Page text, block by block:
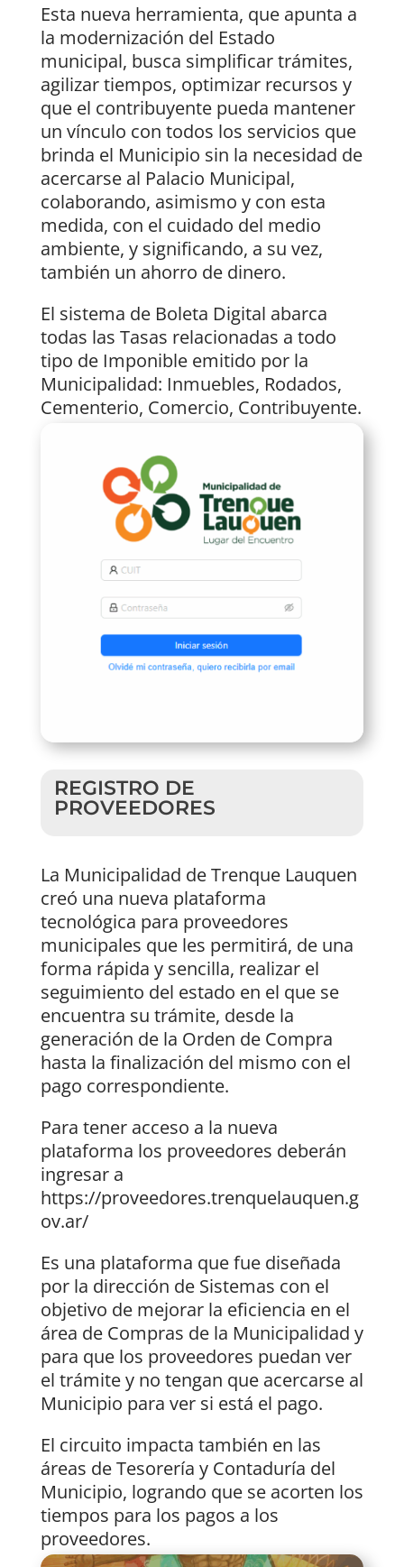
Esta nueva herramienta, que apunta a
la modernización del Estado
municipal, busca simplificar trámites,
agilizar tiempos, optimizar recursos y
que el contribuyente pueda mantener
un vínculo con todos los servicios que
brinda el Municipio sin la necesidad de
acercarse al Palacio Municipal,
colaborando, asimismo y con esta
medida, con el cuidado del medio
ambiente, y significando, a su vez,
también un ahorro de dinero.
El sistema de Boleta Digital abarca
todas las Tasas relacionadas a todo
tipo de Imponible emitido por la
Municipalidad: Inmuebles, Rodados,
Cementerio, Comercio, Contribuyente.
REGISTRO DE
PROVEEDORES
La Municipalidad de Trenque Lauquen
creó una nueva plataforma
tecnológica para proveedores
municipales que les permitirá, de una
forma rápida y sencilla, realizar el
seguimiento del estado en el que se
encuentra su trámite, desde la
generación de la Orden de Compra
hasta la finalización del mismo con el
pago correspondiente.
Para tener acceso a la nueva
plataforma los proveedores deberán
ingresar a
https://proveedores.trenquelauquen.g
ov.ar/
Es una plataforma que fue diseñada
por la dirección de Sistemas con el
objetivo de mejorar la eficiencia en el
área de Compras de la Municipalidad y
para que los proveedores puedan ver
el trámite y no tengan que acercarse al
Municipio para ver si está el pago.
El circuito impacta también en las
áreas de Tesorería y Contaduría del
Municipio, logrando que se acorten los
tiempos para los pagos a los
proveedores.